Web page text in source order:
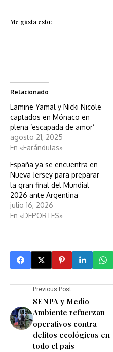
Me gusta esto:
Relacionado
Lamine Yamal y Nicki Nicole
captados en Mónaco en
plena ‘escapada de amor’
agosto 21, 2025
En «Farándulas»
España ya se encuentra en
Nueva Jersey para preparar
la gran final del Mundial
2026 ante Argentina
julio 16, 2026
En «DEPORTES»
Previous Post
SENPA y Medio
Ambiente refuerzan
operativos contra
delitos ecológicos en
todo el país